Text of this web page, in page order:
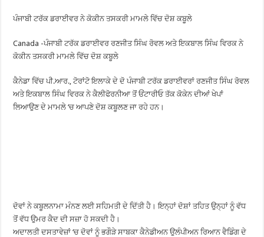
ਪੰਜਾਬੀ ਟਰੱਕ ਡਰਾਈਵਰ ਨੇ ਕੋਕੀਨ ਤਸਕਰੀ ਮਾਮਲੇ ਵਿੱਚ ਦੋਸ਼ ਕਬੂਲੇ
Canada -ਪੰਜਾਬੀ ਟਰੱਕ ਡਰਾਈਵਰ ਰਣਜੀਤ ਸਿੰਘ ਰੋਵਲ ਅਤੇ ਇਕਬਾਲ ਸਿੰਘ ਵਿਰਕ ਨੇ
ਕੋਕੀਨ ਤਸਕਰੀ ਮਾਮਲੇ ਵਿੱਚ ਦੋਸ਼ ਕਬੂਲੇ
ਕੈਨੇਡਾ ਵਿੱਚ ਪੀ.ਆਰ., ਟੋਰਾਂਟੋ ਇਲਾਕੇ ਦੇ ਦੋ ਪੰਜਾਬੀ ਟਰੱਕ ਡਰਾਈਵਰਾਂ ਰਣਜੀਤ ਸਿੰਘ ਰੋਵਲ
ਅਤੇ ਇਕਬਾਲ ਸਿੰਘ ਵਿਰਕ ਨੇ ਕੈਲੀਫੋਰਨੀਆ ਤੋਂ ਓਂਟਾਰੀਓ ਤੱਕ ਕੋਕੇਨ ਦੀਆਂ ਖੇਪਾਂ
ਲਿਆਉਣ ਦੇ ਮਾਮਲੇ ‘ਚ ਆਪਣੇ ਦੋਸ਼ ਕਬੂਲਣ ਜਾ ਰਹੇ ਹਨ।
ਦੋਵਾਂ ਨੇ ਕਬੂਲਨਾਮਾ ਮੰਨਣ ਲਈ ਸਹਿਮਤੀ ਦੇ ਦਿੱਤੀ ਹੈ। ਇਨ੍ਹਾਂ ਦੋਸ਼ਾਂ ਤਹਿਤ ਉਨ੍ਹਾਂ ਨੂੰ ਵੱਧ
ਤੋਂ ਵੱਧ ਉਮਰ ਕੈਦ ਦੀ ਸਜ਼ਾ ਹੋ ਸਕਦੀ ਹੈ।
ਅਦਾਲਤੀ ਦਸਤਾਵੇਜ਼ਾਂ ‘ਚ ਦੋਵਾਂ ਨੂੰ ਭਗੌੜੇ ਸਾਬਕਾ ਕੈਨੇਡੀਅਨ ਉਲੰਪੀਅਨ ਰਿਆਨ ਵੈਡਿੰਗ ਦੇ